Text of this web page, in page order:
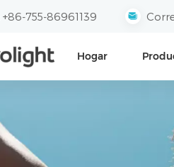
+86-755-86961139
Hogar